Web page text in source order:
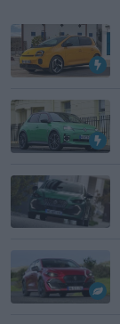
Híbridos
Ofertas
Asistente
Foro
opiniones
Guías
compra
Comparador